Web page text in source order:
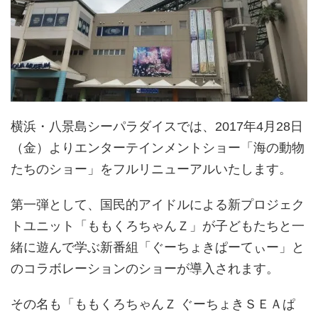
横浜・八景島シーパラダイスでは、2017年4月28日
（金）よりエンターテインメントショー「海の動物
たちのショー」をフルリニューアルいたします。
第一弾として、国民的アイドルによる新プロジェク
トユニット「ももくろちゃんＺ」が子どもたちと一
緒に遊んで学ぶ新番組「ぐーちょきぱーてぃー」と
のコラボレーションのショーが導入されます。
その名も「ももくろちゃんＺ ぐーちょきＳＥＡぱ